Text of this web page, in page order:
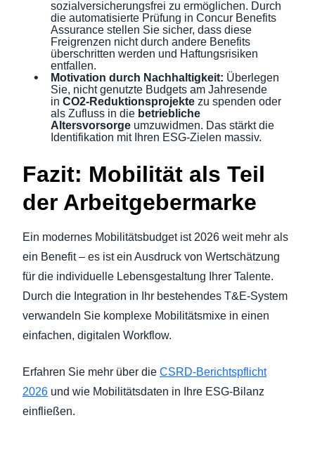
sozialversicherungsfrei zu ermöglichen. Durch
die automatisierte Prüfung in Concur Benefits
Assurance stellen Sie sicher, dass diese
Freigrenzen nicht durch andere Benefits
überschritten werden und Haftungsrisiken
entfallen.
Motivation durch Nachhaltigkeit: Überlegen
Sie, nicht genutzte Budgets am Jahresende
in CO2-Reduktionsprojekte zu spenden oder
als Zufluss in die betriebliche
Altersvorsorge umzuwidmen. Das stärkt die
Identifikation mit Ihren ESG-Zielen massiv.
Fazit: Mobilität als Teil
der Arbeitgebermarke
Ein modernes Mobilitätsbudget ist 2026 weit mehr als
ein Benefit – es ist ein Ausdruck von Wertschätzung
für die individuelle Lebensgestaltung Ihrer Talente.
Durch die Integration in Ihr bestehendes T&E-System
verwandeln Sie komplexe Mobilitätsmixe in einen
einfachen, digitalen Workflow.
Erfahren Sie mehr über die CSRD-Berichtspflicht
2026 und wie Mobilitätsdaten in Ihre ESG-Bilanz
einfließen.